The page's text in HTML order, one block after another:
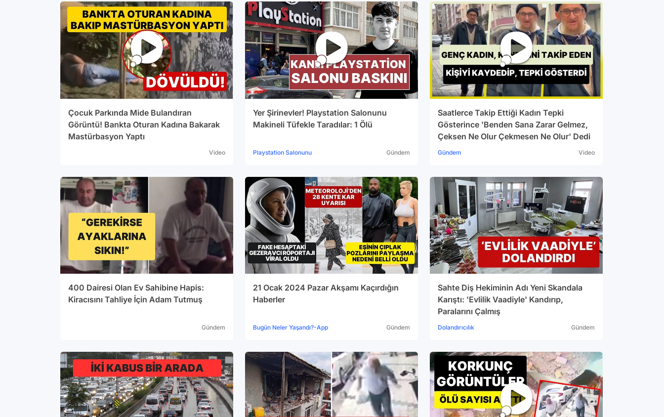
Çocuk Parkında Mide Bulandıran
Görüntü! Bankta Oturan Kadına Bakarak
Mastürbasyon Yaptı
Video
Yer Şirinevler! Playstation Salonunu
Makineli Tüfekle Taradılar: 1 Ölü
Playstation Salonunu Gündem
Saatlerce Takip Ettiği Kadın Tepki
Gösterince 'Benden Sana Zarar Gelmez,
Çeksen Ne Olur Çekmesen Ne Olur' Dedi
Gündem Video
400 Dairesi Olan Ev Sahibine Hapis:
Kiracısını Tahliye İçin Adam Tutmuş
Gündem
21 Ocak 2024 Pazar Akşamı Kaçırdığın
Haberler
Bugün Neler Yaşandı?-App Gündem
Sahte Diş Hekiminin Adı Yeni Skandala
Karıştı: 'Evlilik Vaadiyle' Kandırıp,
Paralarını Çalmış
Dolandırıcılık Gündem